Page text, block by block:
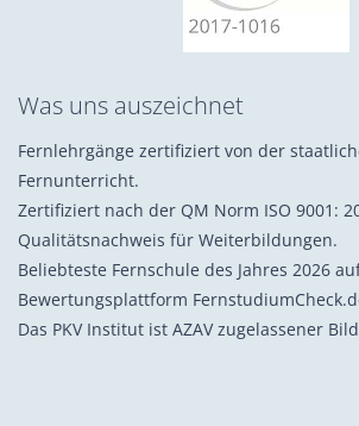
Was uns auszeichnet
Fernlehrgänge zertifiziert von der
Fernunterricht.
Zertifiziert nach der QM Norm ISO 9001:
Qualitätsnachweis für Weiterbildungen.
Beliebteste Fernschule des Jahres 2026
Bewertungsplattform
Das PKV Institut ist AZAV zugelassener